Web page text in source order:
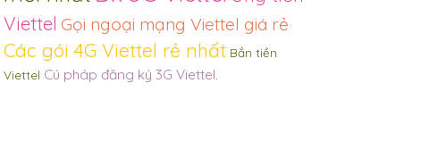
Viettel Gọi ngoại mạng Viettel giá rẻ
Các gói 4G Viettel rẻ nhất Bắn tiền
Viettel Cú pháp đăng ký 3G Viettel.